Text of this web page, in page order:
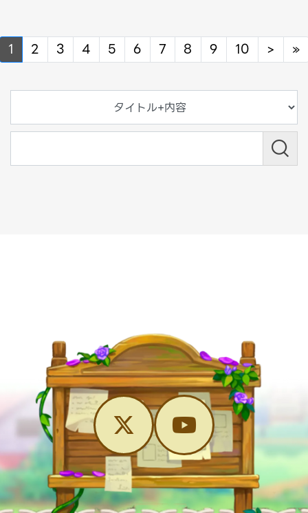
1 2 3 4 5 6 7 8 9 10 > Next
»